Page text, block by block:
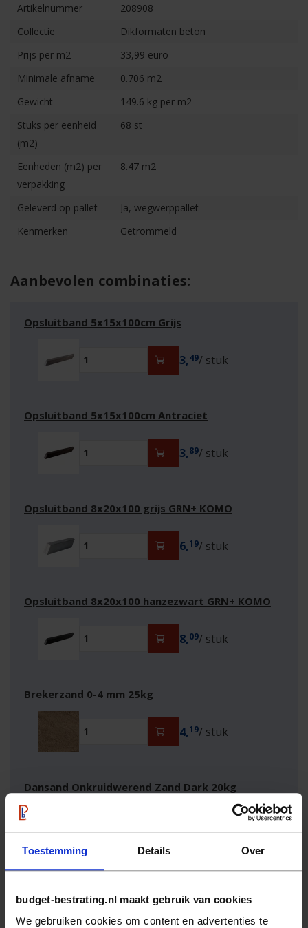
Toestemming Details Over
budget-bestrating.nl maakt gebruik van cookies
We gebruiken cookies om content en advertenties te
Artikelnummer
208908
Collectie
Dikformaten beton
Prijs per m2
33,99 euro
Minimale afname
0.706 m2
Gewicht
149.6 kg per m2
Stuks per eenheid
(m2)
68 st
Eenheden (m2) per
verpakking
8.47 m2
Geleverd op pallet
Ja, wegwerppallet
Kenmerken
Getrommeld
Aanbevolen combinaties:
Opsluitband 5x15x100cm Grijs
3,49/ stuk
Opsluitband 5x15x100cm Antraciet
3,89/ stuk
Opsluitband 8x20x100 grijs GRN+ KOMO
6,19/ stuk
Opsluitband 8x20x100 hanzezwart GRN+ KOMO
8,09/ stuk
Brekerzand 0-4 mm 25kg
4,19/ stuk
Dansand Onkruidwerend Zand Dark 20kg
69